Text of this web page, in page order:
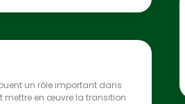
un rôle important dans
mettre en œuvre la transition